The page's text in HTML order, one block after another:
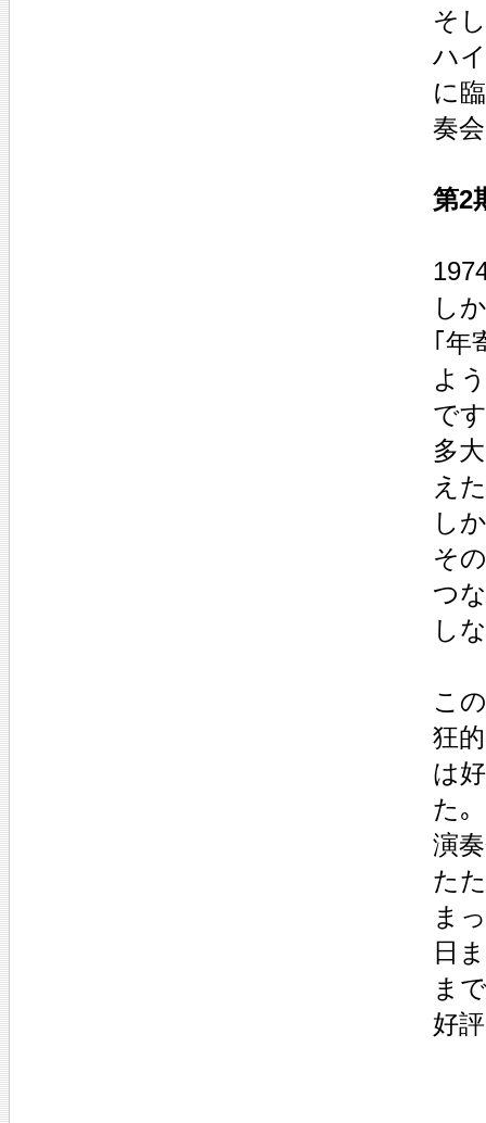
そ
ハ
に
奏
第2
し
｢年
よ
で
多
え
し
そ
つ
し
こ
狂
は
た｡
演
た
ま
日
ま
好